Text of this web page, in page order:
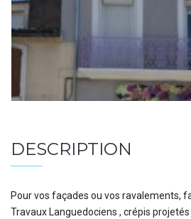
DESCRIPTION
Pour vos façades ou vos ravalements,
Travaux Languedociens , crépis